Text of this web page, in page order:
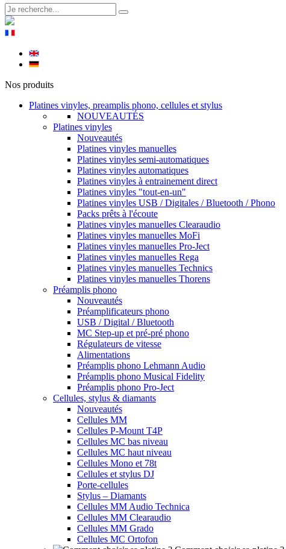
Nos produits
Platines vinyles, preamplis phono, cellules et stylus
NOUVEAUTÉS
Platines vinyles
Nouveautés
Platines vinyles manuelles
Platines vinyles semi-automatiques
Platines vinyles automatiques
Platines vinyles à entrainement direct
Platines vinyles "tout-en-un"
Platines vinyles USB / Digitales / Bluetooth / Phono
Packs prêts à l'écoute
Platines vinyles manuelles Clearaudio
Platines vinyles manuelles MoFi
Platines vinyles manuelles Pro-Ject
Platines vinyles manuelles Rega
Platines vinyles manuelles Technics
Platines vinyles manuelles Thorens
Préamplis phono
Nouveautés
Préamplificateurs phono
USB / Digital / Bluetooth
MC Step-up et pré-pré phono
Régulateurs de vitesse
Alimentations
Préamplis phono Lehmann Audio
Préamplis phono Musical Fidelity
Préamplis phono Pro-Ject
Cellules, stylus & diamants
Nouveautés
Cellules MM
Cellules P-Mount T4P
Cellules MC bas niveau
Cellules MC haut niveau
Cellules Mono et 78t
Cellules et stylus DJ
Porte-cellules
Stylus – Diamants
Cellules MM Audio Technica
Cellules MM Clearaudio
Cellules MM Grado
Cellules MC Ortofon